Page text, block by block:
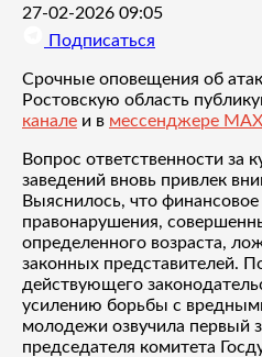
27-02-2026 09:05
Подписаться
Срочные оповещения об
Ростовскую область
канале и в мессенджере MAX
Вопрос ответственности за
заведений вновь привлек
Выяснилось, что финансовое
правонарушения,
определенного возраста,
законных представителей.
действующего
усилению борьбы с
молодежи озвучила первый
председателя комитета